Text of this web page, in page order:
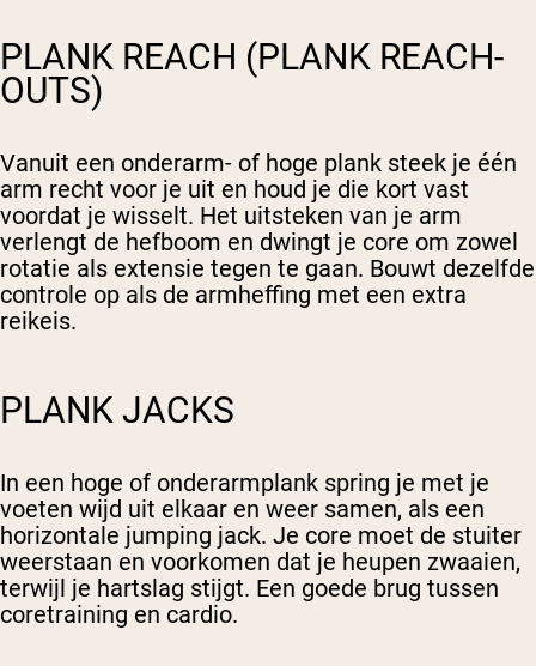
PLANK REACH (PLANK REACH-
OUTS)
Vanuit een onderarm- of hoge plank steek je één
arm recht voor je uit en houd je die kort vast
voordat je wisselt. Het uitsteken van je arm
verlengt de hefboom en dwingt je core om zowel
rotatie als extensie tegen te gaan. Bouwt dezelfde
controle op als de armheffing met een extra
reikeis.
PLANK JACKS
In een hoge of onderarmplank spring je met je
voeten wijd uit elkaar en weer samen, als een
horizontale jumping jack. Je core moet de stuiter
weerstaan en voorkomen dat je heupen zwaaien,
terwijl je hartslag stijgt. Een goede brug tussen
coretraining en cardio.